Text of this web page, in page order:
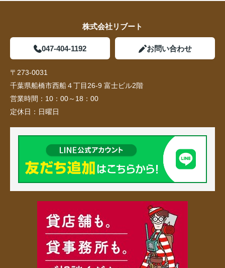
株式会社リブート
047-404-1192 お問い合わせ
〒273-0031
千葉県船橋市西船４丁目26-9 富士ビル2階
営業時間： 10：00～18：00
定休日： 日曜日